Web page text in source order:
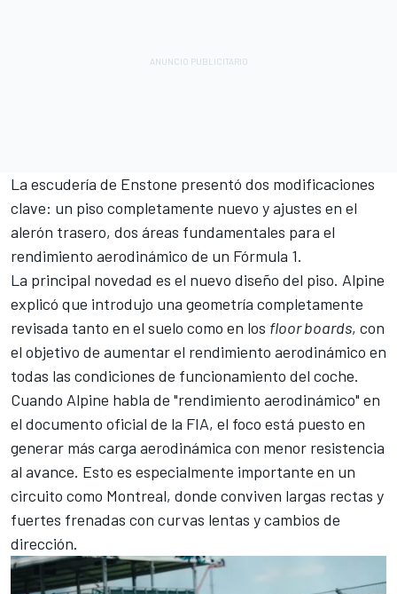
La escudería de Enstone presentó dos modificaciones
clave: un piso completamente nuevo y ajustes en el
alerón trasero, dos áreas fundamentales para el
rendimiento aerodinámico de un Fórmula 1.
La principal novedad es el nuevo diseño del piso. Alpine
explicó que introdujo una geometría completamente
revisada tanto en el suelo como en los floor boards, con
el objetivo de aumentar el rendimiento aerodinámico en
todas las condiciones de funcionamiento del coche.
Cuando Alpine habla de "rendimiento aerodinámico" en
el documento oficial de la FIA, el foco está puesto en
generar más carga aerodinámica con menor resistencia
al avance. Esto es especialmente importante en un
circuito como Montreal, donde conviven largas rectas y
fuertes frenadas con curvas lentas y cambios de
dirección.